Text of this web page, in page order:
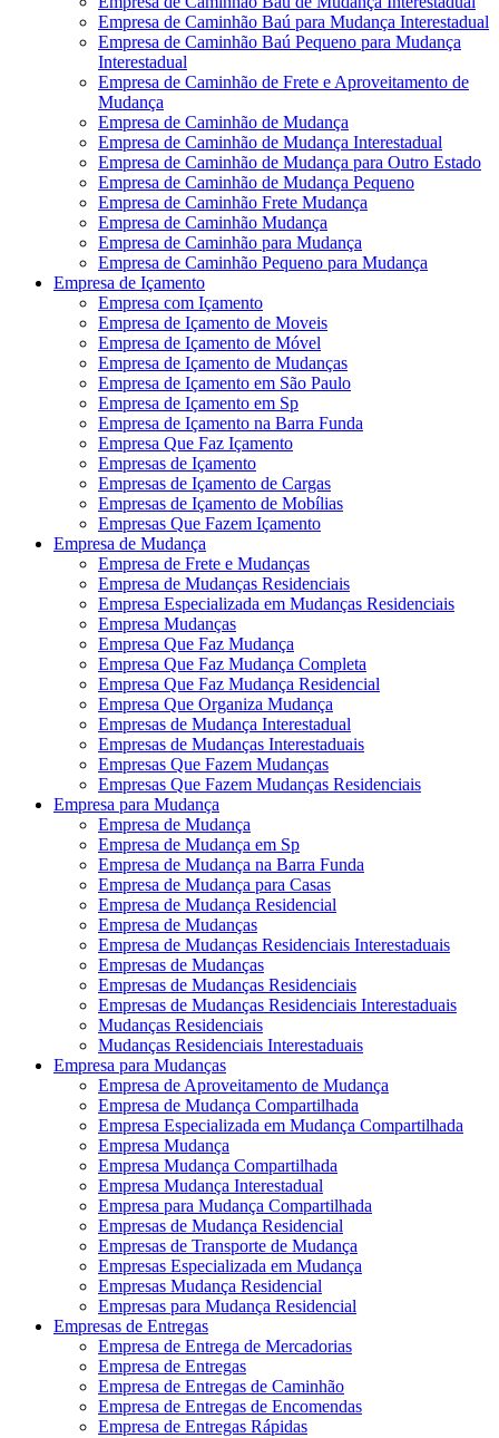
Empresa de Caminhão Baú para Mudança Interestadual
Empresa de Caminhão Baú Pequeno para Mudança
Interestadual
Empresa de Caminhão de Frete e Aproveitamento de
Mudança
Empresa de Caminhão de Mudança
Empresa de Caminhão de Mudança Interestadual
Empresa de Caminhão de Mudança para Outro Estado
Empresa de Caminhão de Mudança Pequeno
Empresa de Caminhão Frete Mudança
Empresa de Caminhão Mudança
Empresa de Caminhão para Mudança
Empresa de Caminhão Pequeno para Mudança
Empresa de Içamento
Empresa com Içamento
Empresa de Içamento de Moveis
Empresa de Içamento de Móvel
Empresa de Içamento de Mudanças
Empresa de Içamento em São Paulo
Empresa de Içamento em Sp
Empresa de Içamento na Barra Funda
Empresa Que Faz Içamento
Empresas de Içamento
Empresas de Içamento de Cargas
Empresas de Içamento de Mobílias
Empresas Que Fazem Içamento
Empresa de Mudança
Empresa de Frete e Mudanças
Empresa de Mudanças Residenciais
Empresa Especializada em Mudanças Residenciais
Empresa Mudanças
Empresa Que Faz Mudança
Empresa Que Faz Mudança Completa
Empresa Que Faz Mudança Residencial
Empresa Que Organiza Mudança
Empresas de Mudança Interestadual
Empresas de Mudanças Interestaduais
Empresas Que Fazem Mudanças
Empresas Que Fazem Mudanças Residenciais
Empresa para Mudança
Empresa de Mudança
Empresa de Mudança em Sp
Empresa de Mudança na Barra Funda
Empresa de Mudança para Casas
Empresa de Mudança Residencial
Empresa de Mudanças
Empresa de Mudanças Residenciais Interestaduais
Empresas de Mudanças
Empresas de Mudanças Residenciais
Empresas de Mudanças Residenciais Interestaduais
Mudanças Residenciais
Mudanças Residenciais Interestaduais
Empresa para Mudanças
Empresa de Aproveitamento de Mudança
Empresa de Mudança Compartilhada
Empresa Especializada em Mudança Compartilhada
Empresa Mudança
Empresa Mudança Compartilhada
Empresa Mudança Interestadual
Empresa para Mudança Compartilhada
Empresas de Mudança Residencial
Empresas de Transporte de Mudança
Empresas Especializada em Mudança
Empresas Mudança Residencial
Empresas para Mudança Residencial
Empresas de Entregas
Empresa de Entrega de Mercadorias
Empresa de Entregas
Empresa de Entregas de Caminhão
Empresa de Entregas de Encomendas
Empresa de Entregas Rápidas